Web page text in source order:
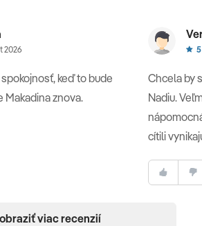
2026
keď to bude
Makadina znova.
5
Chcela by
Nadiu.
cítili
viac recenzií